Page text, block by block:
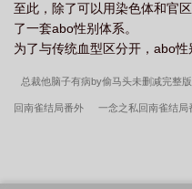
至此，除了可以用染色体和官
了一套abo性别体系。
为了与传统血型区分开，abo性
总裁他脑子有病by偷马头未删减完整版
回南雀结局番外 一念之私回南雀结局